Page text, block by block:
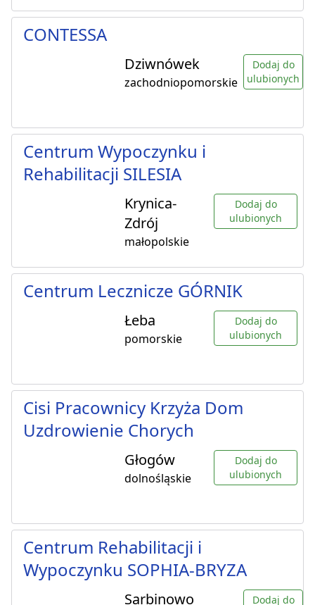
CONTESSA
Dziwnówek
zachodniopomorskie
Dodaj do
ulubionych
Centrum Wypoczynku i
Rehabilitacji SILESIA
Krynica-
Zdrój
małopolskie
Dodaj do
ulubionych
Centrum Lecznicze GÓRNIK
Łeba
pomorskie
Dodaj do
ulubionych
Cisi Pracownicy Krzyża Dom
Uzdrowienie Chorych
Głogów
dolnośląskie
Dodaj do
ulubionych
Centrum Rehabilitacji i
Wypoczynku SOPHIA-BRYZA
Sarbinowo
Dodaj do